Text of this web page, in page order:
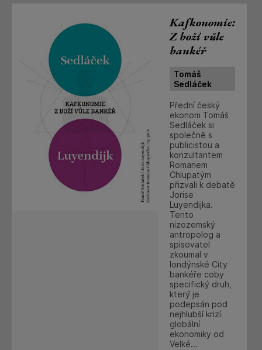
Kafkonomie:
Z boží vůle
bankéř
Tomáš
Sedláček
Přední český
ekonom Tomáš
Sedláček si
společně s
publicistou a
konzultantem
Romanem
Chlupatým
přizvali k debatě
Jorise
Luyendijka.
Tento
nizozemský
antropolog a
spisovatel
zkoumal v
londýnské City
bankéře coby
specifický druh,
který́ je
podepsán pod
nejhlubší krizí
globální
ekonomiky od
Velké...